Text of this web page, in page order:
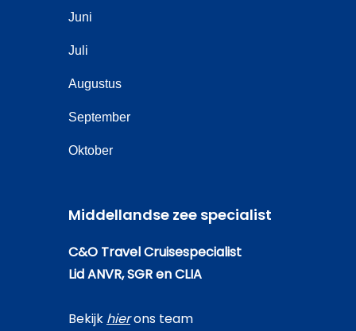
Juni
Juli
Augustus
September
Oktober
Middellandse zee specialist
C&O Travel Cruisespecialist
Lid ANVR, SGR en CLIA
Bekijk hierons team